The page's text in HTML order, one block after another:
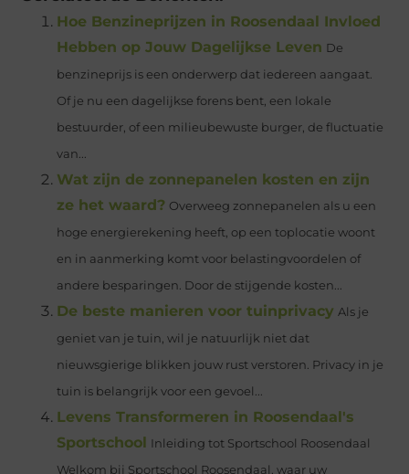
Hoe Benzineprijzen in Roosendaal Invloed
Hebben op Jouw Dagelijkse Leven De
benzineprijs is een onderwerp dat iedereen aangaat.
Of je nu een dagelijkse forens bent, een lokale
bestuurder, of een milieubewuste burger, de fluctuatie
van...
Wat zijn de zonnepanelen kosten en zijn
ze het waard? Overweeg zonnepanelen als u een
hoge energierekening heeft, op een toplocatie woont
en in aanmerking komt voor belastingvoordelen of
andere besparingen. Door de stijgende kosten...
De beste manieren voor tuinprivacy Als je
geniet van je tuin, wil je natuurlijk niet dat
nieuwsgierige blikken jouw rust verstoren. Privacy in je
tuin is belangrijk voor een gevoel...
Levens Transformeren in Roosendaal's
Sportschool
Inleiding tot Sportschool Roosendaal
Welkom bij Sportschool Roosendaal, waar uw